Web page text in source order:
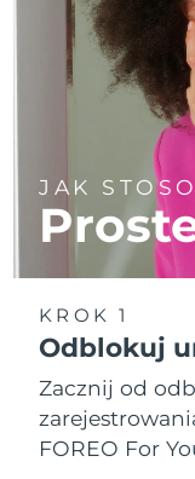
JAK
KROK 1
Odblokuj
Zacznij od
FOREO For